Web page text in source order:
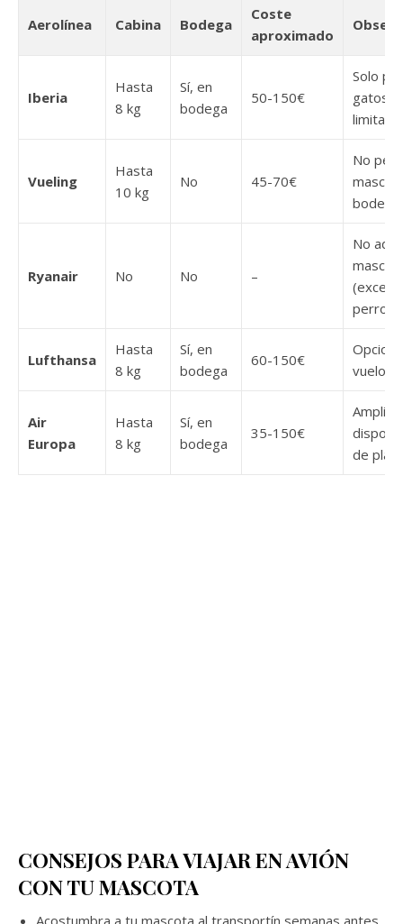
Aerolínea Cabina Bodega
Coste
aproximado
Iberia
Hasta
8 kg
Sí, en
bodega
50-150€
Solo
gatos,
Vueling
Hasta
10 kg
No 45-70€
No
bodega.
Ryanair No No –
No
perros
Lufthansa
Hasta
8 kg
Sí, en
bodega
60-150€
vuelos
Air
Europa
Hasta
8 kg
Sí, en
bodega
35-150€
Amplia
de
CONSEJOS PARA VIAJAR EN AVIÓN
CON TU MASCOTA
Acostumbra a tu mascota al transportín semanas antes